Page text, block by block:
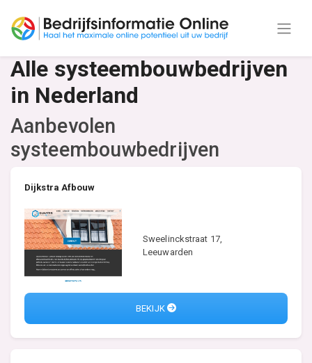
Alle systeembouwbedrijven
in Nederland
Aanbevolen
systeembouwbedrijven
Dijkstra Afbouw
Sweelinckstraat 17,
Leeuwarden
BEKIJK